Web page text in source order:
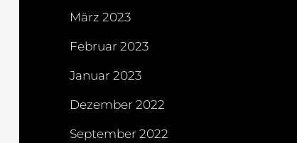
März 2023
Februar 2023
Januar 2023
Dezember 2022
September 2022